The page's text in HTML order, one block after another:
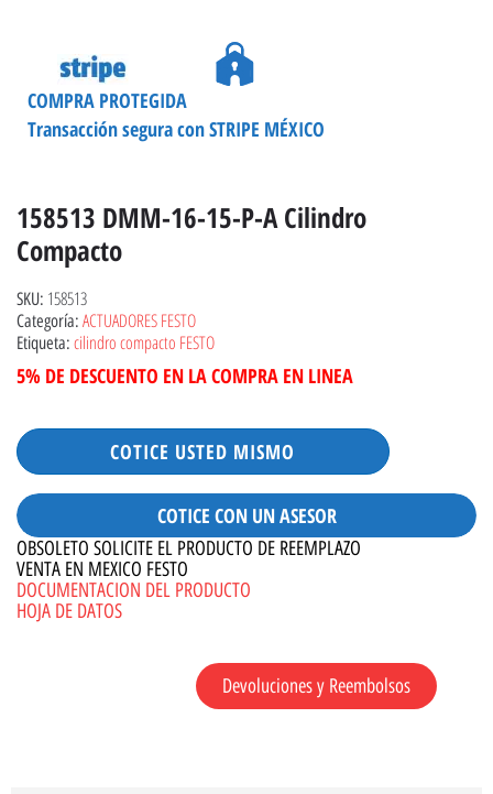
Transacción segura con STRIPE MÉXICO
COMPRA PROTEGIDA
158513 DMM-16-15-P-A Cilindro
Compacto
SKU: 158513
Categoría: ACTUADORES FESTO
Etiqueta: cilindro compacto FESTO
5% DE DESCUENTO EN LA COMPRA EN LINEA
COTICE USTED MISMO
COTICE CON UN ASESOR
OBSOLETO SOLICITE EL PRODUCTO DE REEMPLAZO
VENTA EN MEXICO FESTO
DOCUMENTACION DEL PRODUCTO
HOJA DE DATOS
Devoluciones y Reembolsos